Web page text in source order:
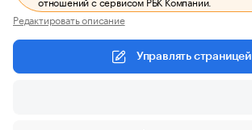
Редактировать описание
Управлять страницей